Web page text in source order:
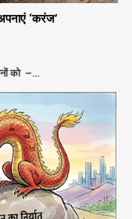
‘करंज’
को –…